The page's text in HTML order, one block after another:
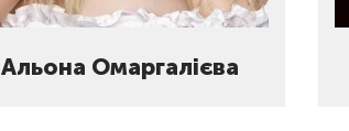
Альона Омаргалієва